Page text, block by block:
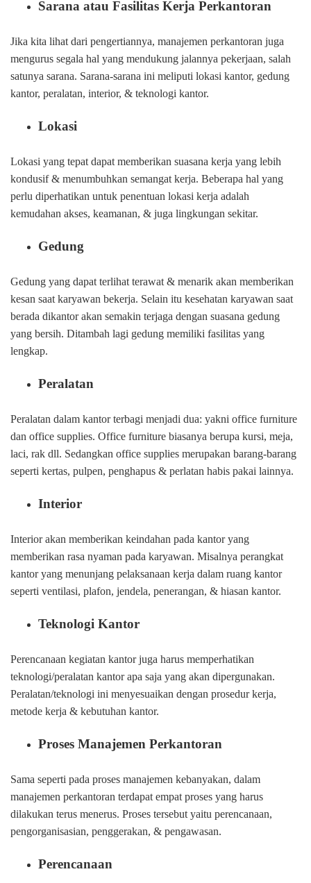
Sarana atau Fasilitas Kerja Perkantoran
Jika kita lihat dari pengertiannya, manajemen perkantoran juga
mengurus segala hal yang mendukung jalannya pekerjaan, salah
satunya sarana. Sarana-sarana ini meliputi lokasi kantor, gedung
kantor, peralatan, interior, & teknologi kantor.
Lokasi
Lokasi yang tepat dapat memberikan suasana kerja yang lebih
kondusif & menumbuhkan semangat kerja. Beberapa hal yang
perlu diperhatikan untuk penentuan lokasi kerja adalah
kemudahan akses, keamanan, & juga lingkungan sekitar.
Gedung
Gedung yang dapat terlihat terawat & menarik akan memberikan
kesan saat karyawan bekerja. Selain itu kesehatan karyawan saat
berada dikantor akan semakin terjaga dengan suasana gedung
yang bersih. Ditambah lagi gedung memiliki fasilitas yang
lengkap.
Peralatan
Peralatan dalam kantor terbagi menjadi dua: yakni office furniture
dan office supplies. Office furniture biasanya berupa kursi, meja,
laci, rak dll. Sedangkan office supplies merupakan barang-barang
seperti kertas, pulpen, penghapus & perlatan habis pakai lainnya.
Interior
Interior akan memberikan keindahan pada kantor yang
memberikan rasa nyaman pada karyawan. Misalnya perangkat
kantor yang menunjang pelaksanaan kerja dalam ruang kantor
seperti ventilasi, plafon, jendela, penerangan, & hiasan kantor.
Teknologi Kantor
Perencanaan kegiatan kantor juga harus memperhatikan
teknologi/peralatan kantor apa saja yang akan dipergunakan.
Peralatan/teknologi ini menyesuaikan dengan prosedur kerja,
metode kerja & kebutuhan kantor.
Proses Manajemen Perkantoran
Sama seperti pada proses manajemen kebanyakan, dalam
manajemen perkantoran terdapat empat proses yang harus
dilakukan terus menerus. Proses tersebut yaitu perencanaan,
pengorganisasian, penggerakan, & pengawasan.
Perencanaan